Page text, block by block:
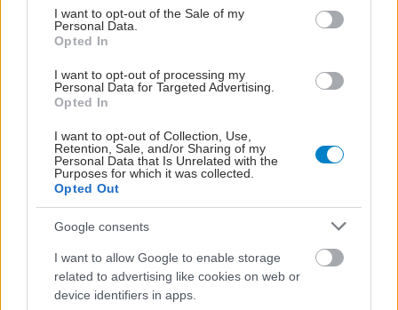
consent section.
I want to opt-out of the Sale of my
Personal Data.
Opted In
I want to opt-out of processing my
Personal Data for Targeted Advertising.
Opted In
I want to opt-out of Collection, Use,
Retention, Sale, and/or Sharing of my
Personal Data that Is Unrelated with the
Purposes for which it was collected.
Opted Out
Google consents
I want to allow Google to enable storage
related to advertising like cookies on web or
device identifiers in apps.